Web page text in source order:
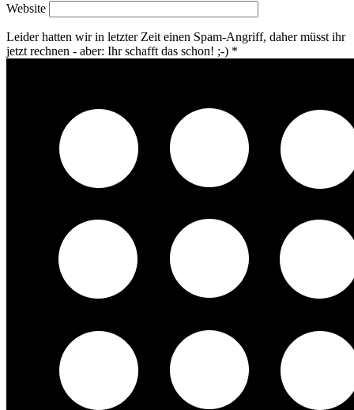
Website
Leider hatten wir in letzter Zeit einen Spam-Angriff, daher müsst ihr
jetzt rechnen - aber: Ihr schafft das schon! ;-) *